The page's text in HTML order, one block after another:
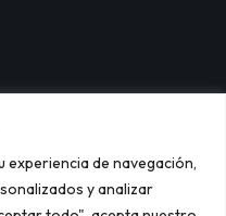
experiencia de navegación,
y analizar